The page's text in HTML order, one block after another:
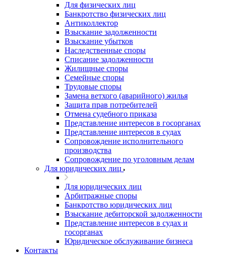
Для физических лиц
Банкротство физических лиц
Антиколлектор
Взыскание задолженности
Взыскание убытков
Наследственные споры
Списание задолженности
Жилищные споры
Семейные споры
Трудовые споры
Замена ветхого (аварийного) жилья
Защита прав потребителей
Отмена судебного приказа
Представление интересов в госорганах
Представление интересов в судах
Сопровождение исполнительного
производства
Сопровождение по уголовным делам
Для юридических лиц
Для юридических лиц
Арбитражные споры
Банкротство юридических лиц
Взыскание дебиторской задолженности
Представление интересов в судах и
госорганах
Юридическое обслуживание бизнеса
Контакты